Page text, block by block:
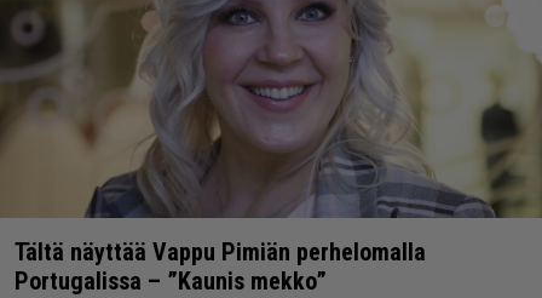
Tältä näyttää Vappu Pimiän perhelomalla
Portugalissa – ”Kaunis mekko”